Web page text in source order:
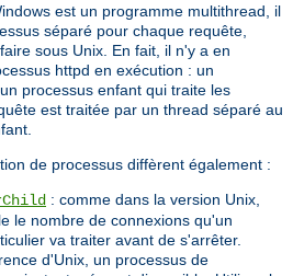
est un programme multithread, il
séparé pour chaque requête,
sous Unix. En fait, il n'y a en
httpd en exécution : un
processus enfant qui traite les
est traitée par un thread séparé au
de processus diffèrent également :
: comme dans la version Unix,
le nombre de connexions qu'un
va traiter avant de s'arrêter.
d'Unix, un processus de